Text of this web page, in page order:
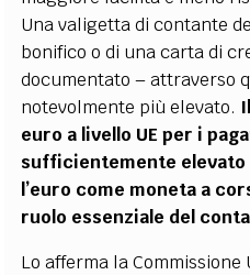
Una valigetta di contante
bonifico o di una carta di
documentato – attraverso
notevolmente più elevato.
euro a livello UE per i
sufficientemente elevato
l’euro come moneta a
ruolo essenziale del
Lo afferma la